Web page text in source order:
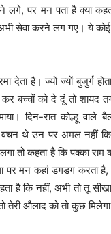
लगे, पर मन पता है क्या
सेवा करने लग गए। ये कोई
देता है। ज्यों ज्यों बुजुर्ग
कर बच्चों को दे दूं तो शायद
दिन-रात कोल्हू
थे उन पर अमल नहीं
तो कहता है कि पक्का राम
मन कहां डगडग करता है,
है कि नहीं, अभी तो तू
औलाद को तो कुछ मिलेगा